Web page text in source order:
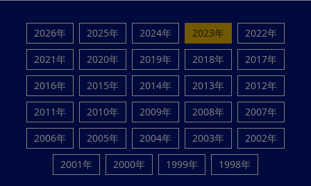
2026年 2025年 2024年 2023年
2022年
2021年
2020年 2019年 2018年
2017年
2016年
2015年 2014年 2013年
2012年
2011年
2010年 2009年 2008年
2007年
2006年
2005年 2004年 2003年
2002年
2001年
2000年 1999年 1998年